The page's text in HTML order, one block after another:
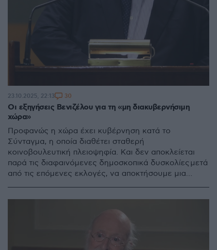
Οι εξηγήσεις Βενιζέλου για τη «μη διακυβερνήσιμη
χώρα»
Προφανώς η χώρα έχει κυβέρνηση κατά το
Σύνταγμα, η οποία διαθέτει σταθερή
κοινοβουλευτική πλειοψηφία. Και δεν αποκλείεται
παρά τις διαφαινόμενες δημοσκοπικά δυσκολίες μετά
από τις επόμενες εκλογές, να αποκτήσουμε μια
23.10.2025, 22:13 30